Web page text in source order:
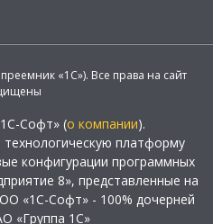
«1С»). Все права на сайт
Софт» (о компании).
платформу
конфигурации программных
8», представленные на
«1С-Софт» - 100% дочерней
«Группа 1С»